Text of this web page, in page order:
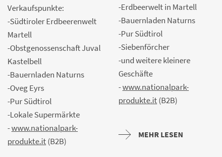
Verkaufspunkte:
-Südtiroler Erdbeerenwelt
Martell
-Obstgenossenschaft Juval
Kastelbell
-Bauernladen Naturns
-Oveg Eyrs
-Pur Südtirol
-Lokale Supermärkte
-www.nationalpark-
produkte.it(B2B)
-Erdbeerwelt in Martell
-Bauernladen Naturns
-Pur Südtirol
-Siebenförcher
-und weitere kleinere
Geschäfte
-www.nationalpark-
produkte.it(B2B)
MEHR LESEN